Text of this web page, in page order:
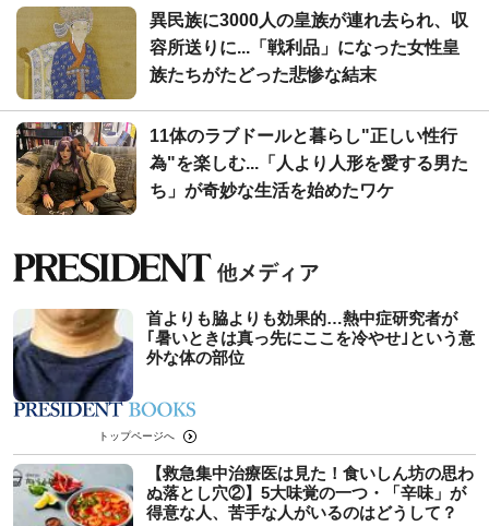
異民族に3000人の皇族が連れ去られ、収
容所送りに...「戦利品」になった女性皇
族たちがたどった悲惨な結末
11体のラブドールと暮らし"正しい性行
為"を楽しむ...「人より人形を愛する男た
ち」が奇妙な生活を始めたワケ
首よりも脇よりも効果的…熱中症研究者が
｢暑いときは真っ先にここを冷やせ｣という意
外な体の部位
トップページへ
【救急集中治療医は見た！食いしん坊の思わ
ぬ落とし穴②】5大味覚の一つ・「辛味」が
得意な人、苦手な人がいるのはどうして？